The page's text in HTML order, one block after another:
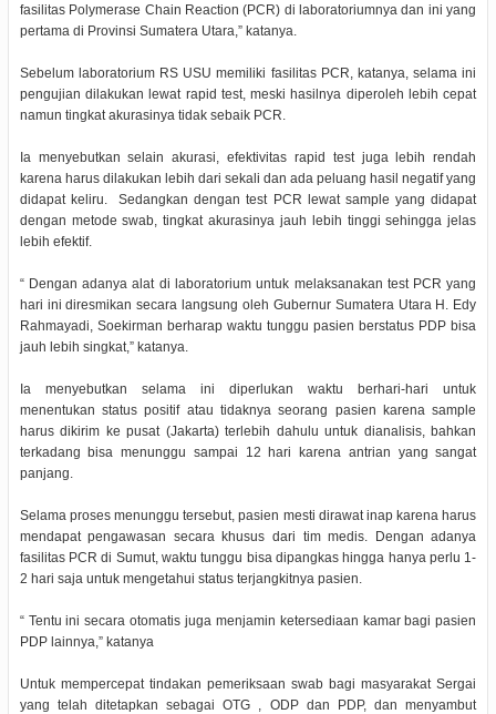
fasilitas Polymerase Chain Reaction (PCR) di laboratoriumnya dan ini yang
pertama di Provinsi Sumatera Utara,” katanya.
Sebelum laboratorium RS USU memiliki fasilitas PCR, katanya, selama ini
pengujian dilakukan lewat rapid test, meski hasilnya diperoleh lebih cepat
namun tingkat akurasinya tidak sebaik PCR.
Ia menyebutkan selain akurasi, efektivitas rapid test juga lebih rendah
karena harus dilakukan lebih dari sekali dan ada peluang hasil negatif yang
didapat keliru. Sedangkan dengan test PCR lewat sample yang didapat
dengan metode swab, tingkat akurasinya jauh lebih tinggi sehingga jelas
lebih efektif.
“ Dengan adanya alat di laboratorium untuk melaksanakan test PCR yang
hari ini diresmikan secara langsung oleh Gubernur Sumatera Utara H. Edy
Rahmayadi, Soekirman berharap waktu tunggu pasien berstatus PDP bisa
jauh lebih singkat,” katanya.
Ia menyebutkan selama ini diperlukan waktu berhari-hari untuk
menentukan status positif atau tidaknya seorang pasien karena sample
harus dikirim ke pusat (Jakarta) terlebih dahulu untuk dianalisis, bahkan
terkadang bisa menunggu sampai 12 hari karena antrian yang sangat
panjang.
Selama proses menunggu tersebut, pasien mesti dirawat inap karena harus
mendapat pengawasan secara khusus dari tim medis. Dengan adanya
fasilitas PCR di Sumut, waktu tunggu bisa dipangkas hingga hanya perlu 1-
2 hari saja untuk mengetahui status terjangkitnya pasien.
“ Tentu ini secara otomatis juga menjamin ketersediaan kamar bagi pasien
PDP lainnya,” katanya
Untuk mempercepat tindakan pemeriksaan swab bagi masyarakat Sergai
yang telah ditetapkan sebagai OTG , ODP dan PDP, dan menyambut